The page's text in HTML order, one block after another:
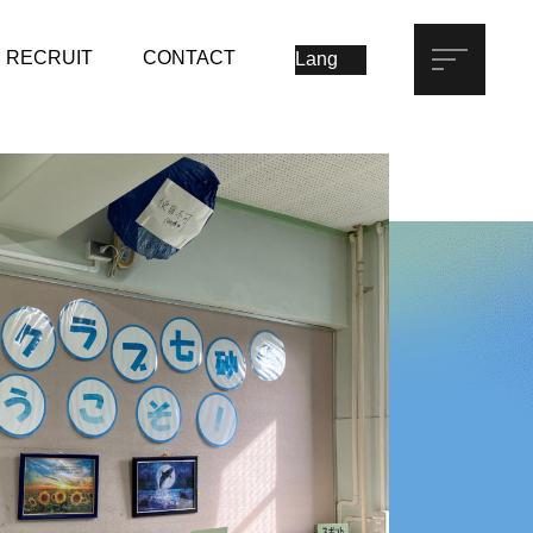
RECRUIT CONTACT